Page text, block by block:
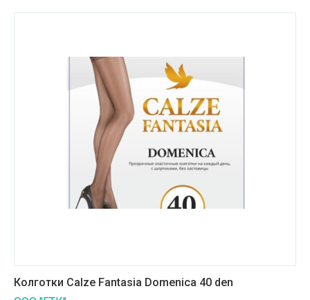
Научные учреждения
Оборудование для пищевых производств
Пищевая промышленность
Сельское хозяйство
Строительные материалы
Транспортное машиностроение
Колготки Calze Fantasia Domenica 40 den